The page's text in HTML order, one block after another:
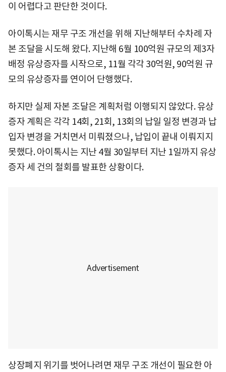
이 어렵다고 판단한 것이다.
아이톡시는 재무 구조 개선을 위해 지난해부터 수차례 자
본 조달을 시도해 왔다. 지난해 6월 100억원 규모의 제3자
배정 유상증자를 시작으로, 11월 각각 30억원, 90억원 규
모의 유상증자를 연이어 단행했다.
하지만 실제 자본 조달은 계획처럼 이행되지 않았다. 유상
증자 계획은 각각 14회, 21회, 13회의 납일 일정 변경과 납
입자 변경을 거치면서 미뤄졌으나, 납입이 끝내 이뤄지지
못했다. 아이톡시는 지난 4월 30일부터 지난 1일까지 유상
증자 세 건의 철회를 발표한 상황이다.
상장폐지 위기를 벗어나려면 재무 구조 개선이 필요한 아